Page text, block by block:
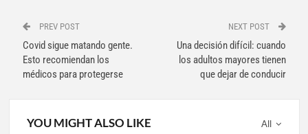
PREV POST
Covid sigue matando gente.
Esto recomiendan los
médicos para protegerse
NEXT POST
Una decisión difícil: cuando
los adultos mayores tienen
que dejar de conducir
All
YOU MIGHT ALSO LIKE